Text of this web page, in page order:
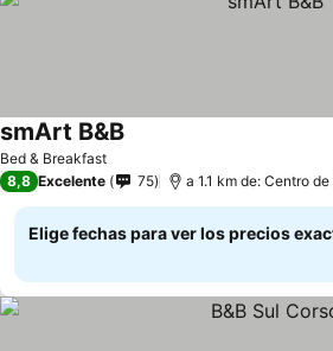
Bed & Breakfast
smArt B&B
8,8 Excelente 75 a 1.1 km de: Centro
Elige fechas para ver los precios